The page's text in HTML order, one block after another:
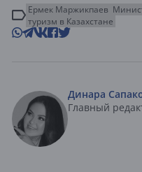
Ермек Маржикпаев
туризм в Казахстане
Динара
Главный